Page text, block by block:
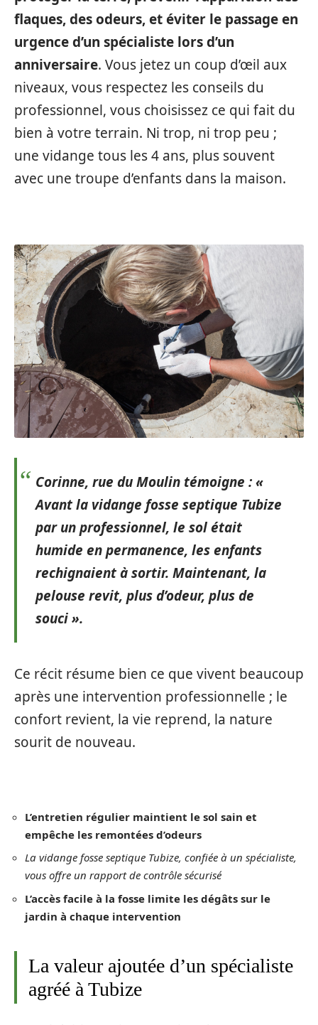
flaques, des odeurs, et éviter le passage en
urgence d’un spécialiste lors d’un
anniversaire. Vous jetez un coup d’œil aux
niveaux, vous respectez les conseils du
professionnel, vous choisissez ce qui fait du
bien à votre terrain. Ni trop, ni trop peu ;
une vidange tous les 4 ans, plus souvent
avec une troupe d’enfants dans la maison.
Corinne, rue du Moulin témoigne : «
Avant la vidange fosse septique Tubize
par un professionnel, le sol était
humide en permanence, les enfants
rechignaient à sortir. Maintenant, la
pelouse revit, plus d’odeur, plus de
souci ».
Ce récit résume bien ce que vivent beaucoup
après une intervention professionnelle ; le
confort revient, la vie reprend, la nature
sourit de nouveau.
L’entretien régulier maintient le sol sain et
empêche les remontées d’odeurs
La vidange fosse septique Tubize, confiée à un spécialiste,
vous offre un rapport de contrôle sécurisé
L’accès facile à la fosse limite les dégâts sur le
jardin à chaque intervention
La valeur ajoutée d’un spécialiste
agréé à Tubize